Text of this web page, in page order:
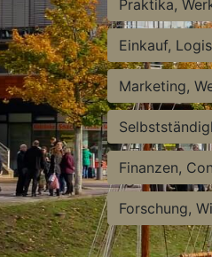
Praktika,
Einkauf,
Marketing,
Finanzen,
Forschung,